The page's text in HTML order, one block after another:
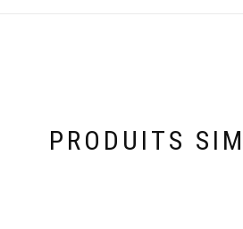
PRODUITS